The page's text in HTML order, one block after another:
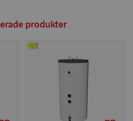
produkter